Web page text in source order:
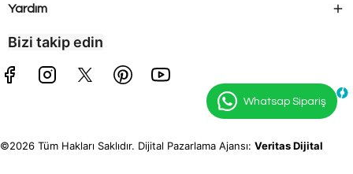
Yardım
Bizi takip edin
©2026 Tüm Hakları Saklıdır. Dijital Pazarlama Ajansı: Veritas Dijital
Whatsap Sipariş